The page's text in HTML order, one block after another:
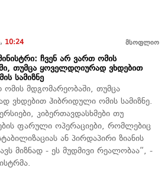
10:24 მსოფლიო
ჩვენ არ ვართ ომის
თუმცა ყოველდღიურად ვხდებით
სამიზნე
ომის მდგომარეობაში, თუმცა
ვხდებით ჰიბრიდული ომის სამიზნე.
კიბერთავდასხმები თუ
ფარული ოპერაციები, რომლებიც
ან პირდაპირი ზიანის
მიზნად - ეს მუდმივი რეალობაა“, -